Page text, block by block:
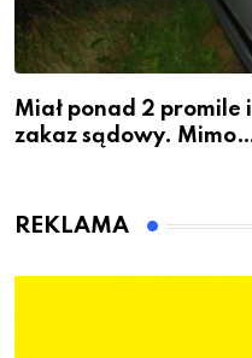
Miał ponad 2 promile i
zakaz sądowy. Mimo
Bolszewie i uderzył w
REKLAMA